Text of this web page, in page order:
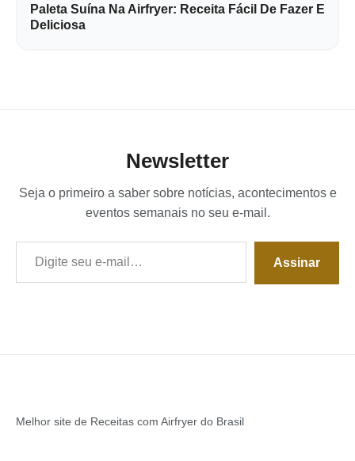
Paleta Suína Na Airfryer: Receita Fácil De Fazer E
Deliciosa
Newsletter
Seja o primeiro a saber sobre notícias, acontecimentos e
eventos semanais no seu e-mail.
Digite seu e-mail…
Assinar
Melhor site de Receitas com Airfryer do Brasil